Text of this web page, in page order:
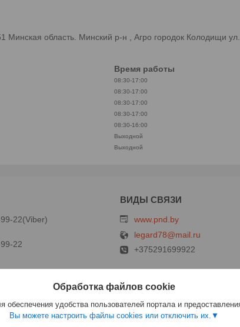
Минская область. Минский р-н , Агро городок Колодищи
Время работы
08:30-17:00
08:30-17:00
08:30-17:00
08:30-17:00
08:30-16:00
Выходной
Выходной
22 Viber
22
www.pnd.by
legard78@mail.ru
+375291699922
Обработка файлов cookie
удобства пользователей портала и
Вы можете настроить файлы cookies или отключить их.